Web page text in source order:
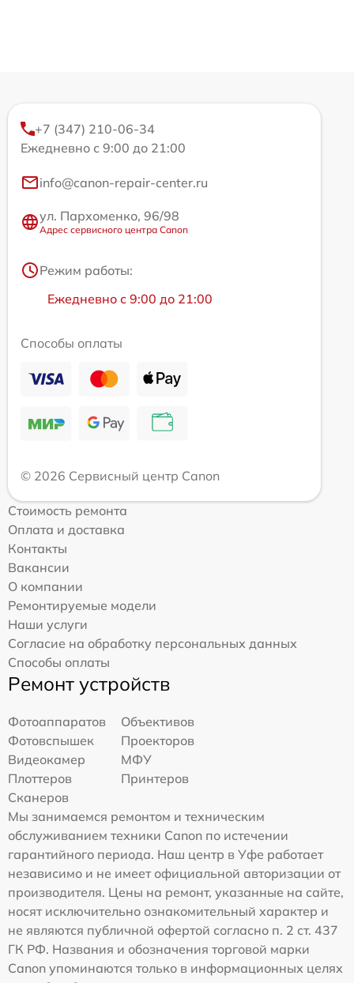
+7 (347) 210-06-34
Ежедневно с 9:00 до 21:00
info@canon-repair-center.ru
ул. Пархоменко, 96/98
Адрес сервисного центра Canon
Режим работы:
Ежедневно с 9:00 до 21:00
Способы оплаты
© 2026 Сервисный центр Canon
Стоимость ремонта
Оплата и доставка
Контакты
Вакансии
О компании
Ремонтируемые модели
Наши услуги
Согласие на обработку персональных данных
Способы оплаты
Ремонт устройств
Фотоаппаратов
Объективов
Фотовспышек
Проекторов
Видеокамер
МФУ
Плоттеров
Принтеров
Сканеров
Мы занимаемся ремонтом и техническим
обслуживанием техники Canon по истечении
гарантийного периода. Наш центр в Уфе работает
независимо и не имеет официальной авторизации от
производителя. Цены на ремонт, указанные на сайте,
носят исключительно ознакомительный характер и
не являются публичной офертой согласно п. 2 ст. 437
ГК РФ. Названия и обозначения торговой марки
Canon упоминаются только в информационных целях